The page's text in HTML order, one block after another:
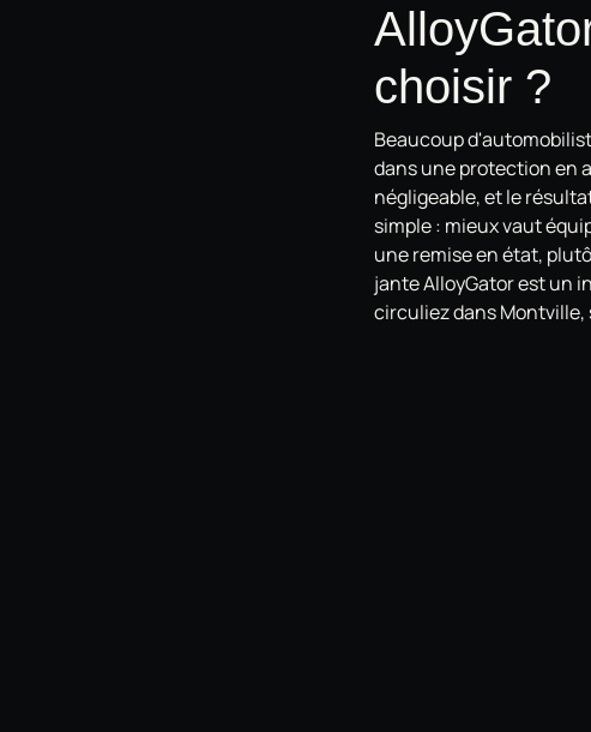
choisir ?
Beaucoup
dans une protection en
négligeable, et le
simple : mieux vaut
une remise en état,
jante AlloyGator est un
circuliez dans Montville,